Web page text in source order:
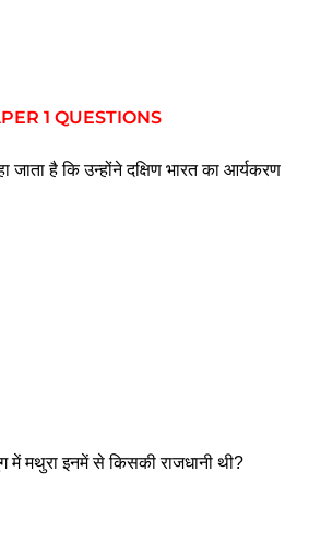
1 QUESTIONS
है कि उन्होंने दक्षिण भारत का आर्यकरण
में मथुरा इनमें से किसकी राजधानी थी?